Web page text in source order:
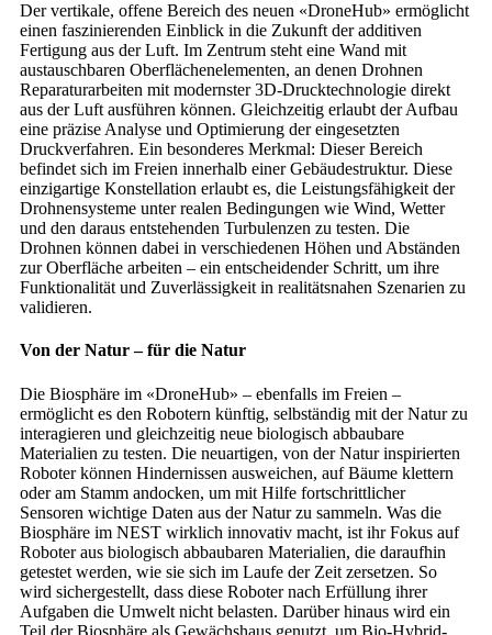
Der vertikale, offene Bereich des neuen «DroneHub» ermöglicht
einen faszinierenden Einblick in die Zukunft der additiven
Fertigung aus der Luft. Im Zentrum steht eine Wand mit
austauschbaren Oberflächenelementen, an denen Drohnen
Reparaturarbeiten mit modernster 3D-Drucktechnologie direkt
aus der Luft ausführen können. Gleichzeitig erlaubt der Aufbau
eine präzise Analyse und Optimierung der eingesetzten
Druckverfahren. Ein besonderes Merkmal: Dieser Bereich
befindet sich im Freien innerhalb einer Gebäudestruktur. Diese
einzigartige Konstellation erlaubt es, die Leistungsfähigkeit der
Drohnensysteme unter realen Bedingungen wie Wind, Wetter
und den daraus entstehenden Turbulenzen zu testen. Die
Drohnen können dabei in verschiedenen Höhen und Abständen
zur Oberfläche arbeiten – ein entscheidender Schritt, um ihre
Funktionalität und Zuverlässigkeit in realitätsnahen Szenarien zu
validieren.
Von der Natur – für die Natur
Die Biosphäre im «DroneHub» – ebenfalls im Freien –
ermöglicht es den Robotern künftig, selbständig mit der Natur zu
interagieren und gleichzeitig neue biologisch abbaubare
Materialien zu testen. Die neuartigen, von der Natur inspirierten
Roboter können Hindernissen ausweichen, auf Bäume klettern
oder am Stamm andocken, um mit Hilfe fortschrittlicher
Sensoren wichtige Daten aus der Natur zu sammeln. Was die
Biosphäre im NEST wirklich innovativ macht, ist ihr Fokus auf
Roboter aus biologisch abbaubaren Materialien, die daraufhin
getestet werden, wie sie sich im Laufe der Zeit zersetzen. So
wird sichergestellt, dass diese Roboter nach Erfüllung ihrer
Aufgaben die Umwelt nicht belasten. Darüber hinaus wird ein
Teil der Biosphäre als Gewächshaus genutzt, um Bio-Hybrid-